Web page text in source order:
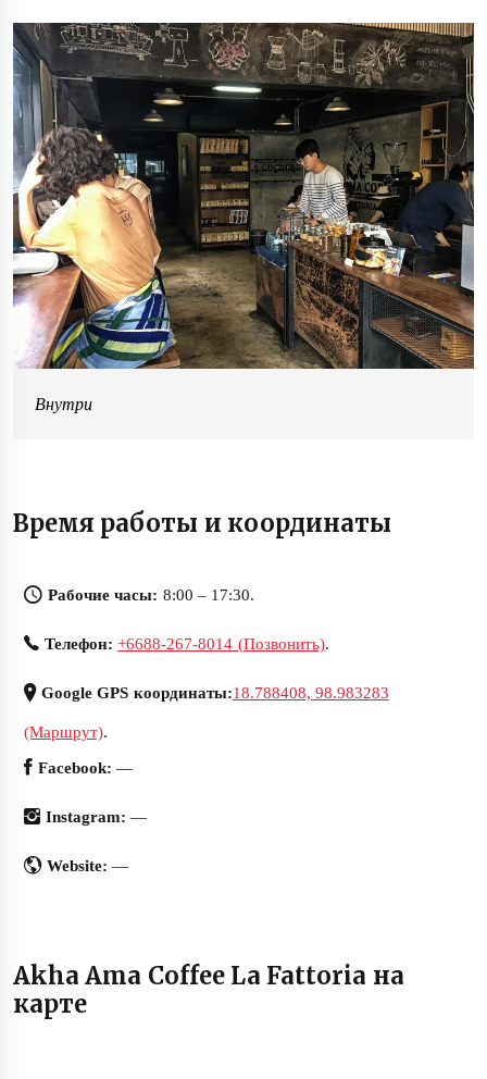
Внутри
Время работы и координаты
Рабочие часы: 8:00 – 17:30.
Телефон:+6688-267-8014 (Позвонить).
Google GPS координаты:18.788408, 98.983283
(Маршрут).
Facebook: —
Instagram: —
Website: —
Akha Ama Coffee La Fattoria на
карте